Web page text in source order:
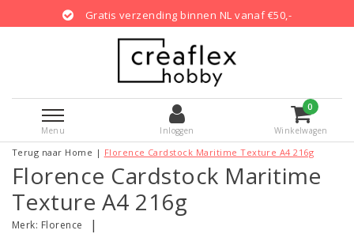
Gratis verzending binnen NL vanaf €50,-
Menu Inloggen
0
Winkelwagen
Terug naar Home | Florence Cardstock Maritime Texture A4 216g
Florence Cardstock Maritime
Texture A4 216g
Merk: Florence |